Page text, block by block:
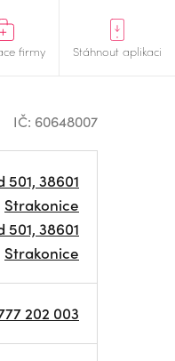
firmy Stáhnout aplikaci
IČ: 60648007
38601
Strakonice
38601
Strakonice
202 003